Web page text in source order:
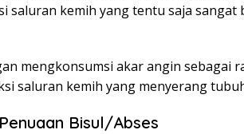
saluran kemih yang tentu saja sangat
mengkonsumsi akar angin sebagai
saluran kemih yang menyerang
Bisul/Abses